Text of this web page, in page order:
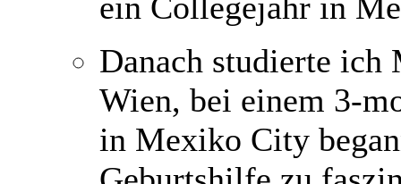
Danach studierte
Wien, bei einem 3-
in Mexiko City